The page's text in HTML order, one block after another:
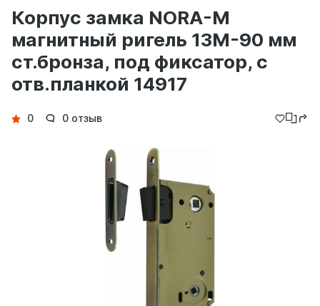
Корпус замка NORA-M
магнитный ригель 13М-90 мм
ст.бронза, под фиксатор, с
отв.планкой 14917
Детали
0 0 отзыв